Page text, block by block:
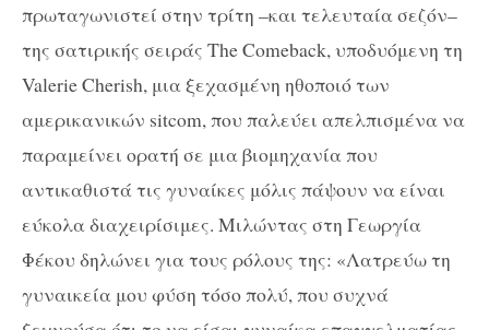
πρωταγωνιστεί στην τρίτη –και τελευταία σεζόν–
της σατιρικής σειράς The Comeback, υποδυόμενη τη
Valerie Cherish, μια ξεχασμένη ηθοποιό των
αμερικανικών sitcom, που παλεύει απελπισμένα να
παραμείνει ορατή σε μια βιομηχανία που
αντικαθιστά τις γυναίκες μόλις πάψουν να είναι
εύκολα διαχειρίσιμες. Μιλώντας στη Γεωργία
Φέκου δηλώνει για τους ρόλους της: «Λατρεύω τη
γυναικεία μου φύση τόσο πολύ, που συχνά